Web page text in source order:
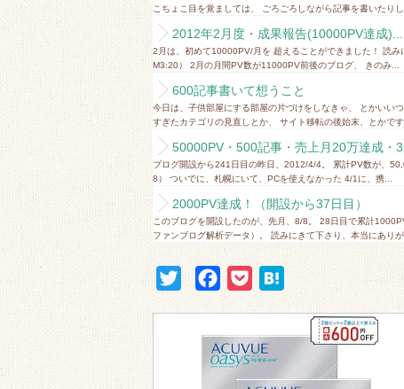
こちょこ目を覚ましては、 ごろごろしながら記事を書いたり
2012年2月度・成果報告(10000PV達成)...
2月は、初めて10000PV/月を 超えることができました！ 読
M3:20） 2月の月間PV数が11000PV前後のブログ、 きのみ...
600記事書いて想うこと
今日は、子供部屋にする部屋の片づけをしなきゃ、 とかいい
すぎたカテゴリの見直しとか、 サイト移転の後始末、とかで
50000PV・500記事・売上月20万達成・3
ブログ開設から241日目の昨日、2012/4/4。 累計PV数が、
8） ついでに、札幌にいて、PCを使えなかった 4/1に、携...
2000PV達成！（開設から37日目）
このブログを開設したのが、先月、8/8。 28日目で累計
ファンブログ解析データ）。 読みにきて下さり、本当にあり
e
k
e
n